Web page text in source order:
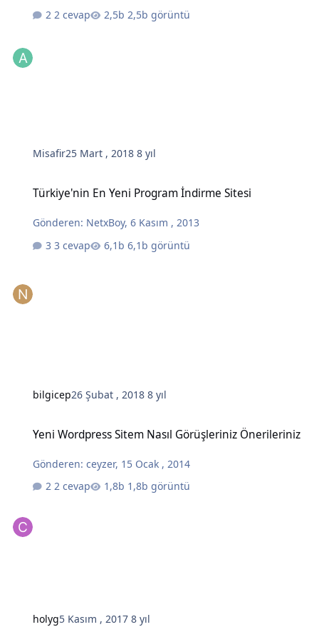
2 cevap
2,5b görüntü
Misafir25 Mart , 20188 yıl
Türkiye'nin En Yeni Program İndirme Sitesi
Gönderen: NetxBoy,6 Kasım , 2013
3 cevap
6,1b görüntü
bilgicep26 Şubat , 20188 yıl
Yeni Wordpress Sitem Nasıl Görüşleriniz Önerileriniz
Gönderen:ceyzer, 15 Ocak , 2014
2 cevap
1,8b görüntü
holyg5 Kasım , 20178 yıl